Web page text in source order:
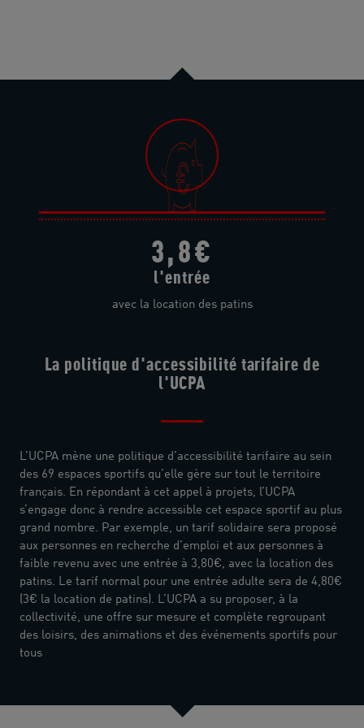
3,8€
l'entrée
avec la location des patins
La politique d'accessibilité tarifaire de
l'UCPA
L’UCPA mène une politique d’accessibilité tarifaire au sein
des 69 espaces sportifs qu’elle gère sur tout le territoire
français. En répondant à cet appel à projets, l’UCPA
s’engage donc à rendre accessible cet espace sportif au plus
grand nombre. Par exemple, un tarif solidaire sera proposé
aux personnes en recherche d’emploi et aux personnes à
faible revenu avec une entrée à 3,80€, avec la location des
patins. Le tarif normal pour une entrée adulte sera de 4,80€
(3€ la location de patins). L’UCPA a su proposer, à la
collectivité, une offre sur mesure et complète regroupant
des loisirs, des animations et des événements sportifs pour
tous